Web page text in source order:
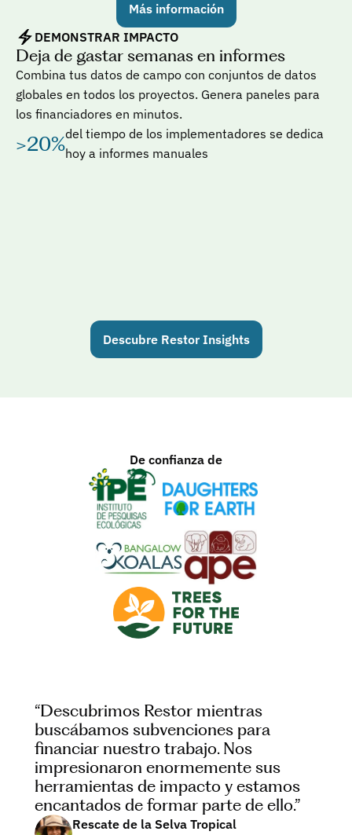
DEMONSTRAR IMPACTO
Deja de gastar semanas en informes
Combina tus datos de campo con conjuntos de datos
globales en todos los proyectos. Genera paneles para
los financiadores en minutos.
>20%del tiempo de los implementadores se dedica
hoy a informes manuales
Descubre Restor Insights
Más información
De confianza de
“Descubrimos Restor mientras
buscábamos subvenciones para
financiar nuestro trabajo. Nos
impresionaron enormemente sus
herramientas de impacto y estamos
encantados de formar parte de ello.”
Rescate de la Selva Tropical